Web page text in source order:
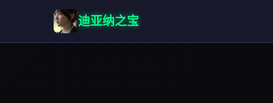
迪亚纳之宝